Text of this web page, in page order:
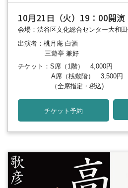
10月21日（火）19：00開演
会場：渋谷区文化総合センター大和
出演者：桃月庵 白酒
三遊亭 兼好
チケット：S席（1階） 4,000円
A席（桟敷階） 3,500円
（全席指定・税込)
チケット予約